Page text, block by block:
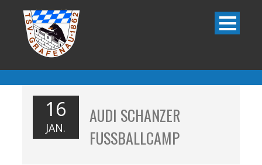
16
JAN.
AUDI SCHANZER
FUSSBALLCAMP